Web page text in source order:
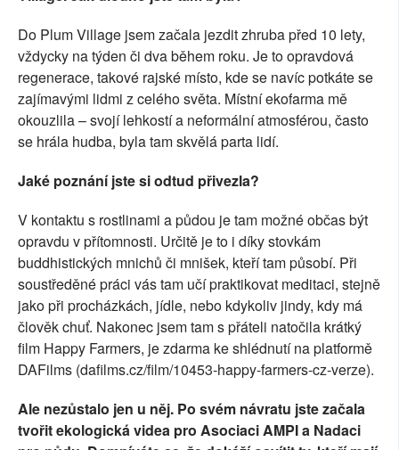
Do Plum Village jsem začala jezdit zhruba před 10 lety,
vždycky na týden či dva během roku. Je to opravdová
regenerace, takové rajské místo, kde se navíc potkáte se
zajímavými lidmi z celého světa. Místní ekofarma mě
okouzlila – svojí lehkostí a neformální atmosférou, často
se hrála hudba, byla tam skvělá parta lidí.
Jaké poznání jste si odtud přivezla?
V kontaktu s rostlinami a půdou je tam možné občas být
opravdu v přítomnosti. Určitě je to i díky stovkám
buddhistických mnichů či mnišek, kteří tam působí. Při
soustředěné práci vás tam učí praktikovat meditaci, stejně
jako při procházkách, jídle, nebo kdykoliv jindy, kdy má
člověk chuť. Nakonec jsem tam s přáteli natočila krátký
film Happy Farmers, je zdarma ke shlédnutí na platformě
DAFilms (dafilms.cz/film/10453-happy-farmers-cz-verze).
Ale nezůstalo jen u něj. Po svém návratu jste začala
tvořit ekologická videa pro Asociaci AMPI a Nadaci